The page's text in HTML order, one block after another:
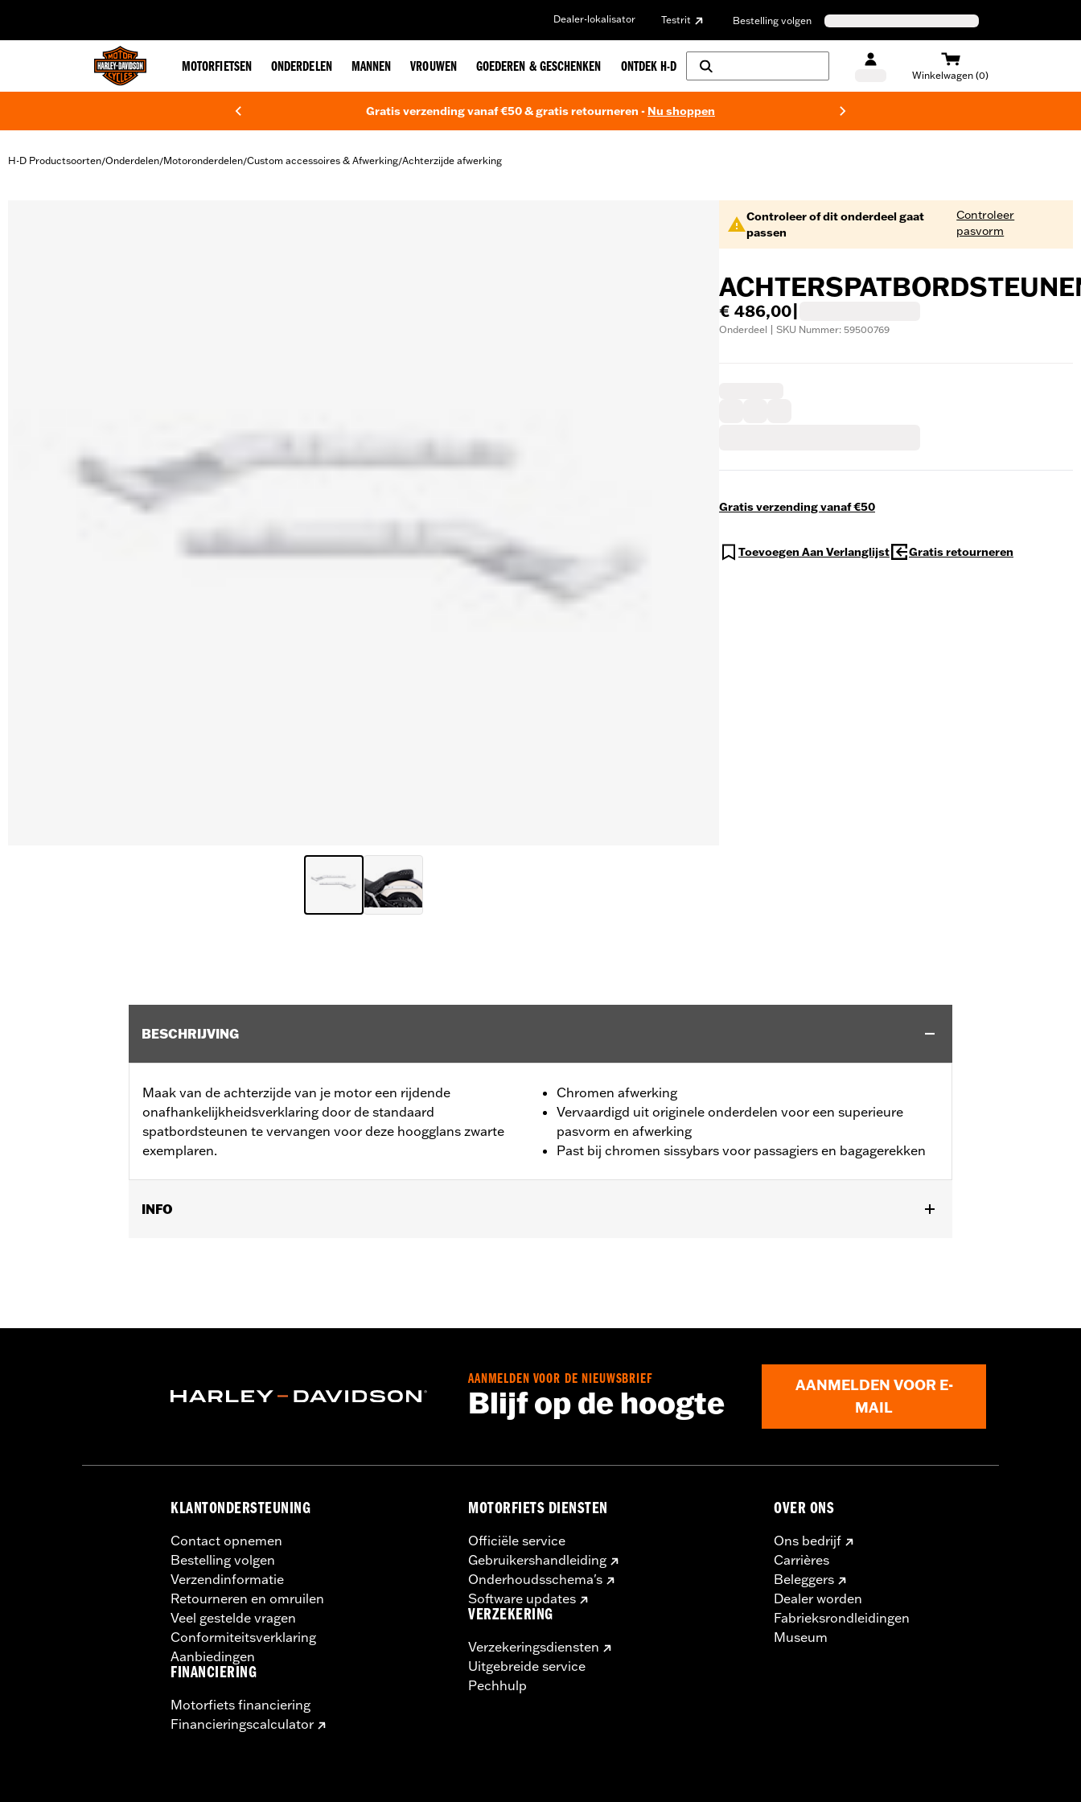
Dealer-lokalisator Testrit Bestelling volgen
MOTORFIETSEN ONDERDELEN MANNEN VROUWEN GOEDEREN & GESCHENKEN ONTDEK H-D
Winkelwagen (0)
Gratis verzending vanaf €50 & gratis retourneren - Nu shoppen
H-D Productsoorten/Onderdelen/Motoronderdelen/Custom accessoires & Afwerking/Achterzijde afwerking
Controleer of dit onderdeel gaat
passen
Controleer
pasvorm
€ 486,00
Onderdeel | SKU Nummer: 59500769
Gratis verzending vanaf €50
Toevoegen Aan Verlanglijst Gratis retourneren
BESCHRIJVING
Maak van de achterzijde van je motor een rijdende
onafhankelijkheidsverklaring door de standaard
spatbordsteunen te vervangen voor deze hoogglans zwarte
exemplaren.
Chromen afwerking
Vervaardigd uit originele onderdelen voor een superieure
pasvorm en afwerking
Past bij chromen sissybars voor passagiers en bagagerekken
INFO
AANMELDEN VOOR DE NIEUWSBRIEF
Blijf op de hoogte
AANMELDEN VOOR E-
MAIL
KLANTONDERSTEUNING
Contact opnemen
Bestelling volgen
Verzendinformatie
Retourneren en omruilen
Veel gestelde vragen
Conformiteitsverklaring
Aanbiedingen
FINANCIERING
Motorfiets financiering
Financieringscalculator
MOTORFIETS DIENSTEN
Officiële service
Gebruikershandleiding
Onderhoudsschema's
Software updates
VERZEKERING
Verzekeringsdiensten
Uitgebreide service
Pechhulp
OVER ONS
Ons bedrijf
Carrières
Beleggers
Dealer worden
Fabrieksrondleidingen
Museum